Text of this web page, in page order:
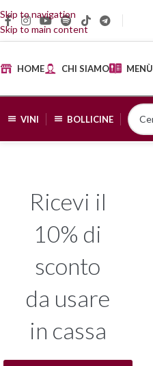
Skip to navigation
Skip to main content
HOME CHI SIAMO MENÙ
VINI BOLLICINE
Ricevi il
10% di
sconto
da usare
in cassa